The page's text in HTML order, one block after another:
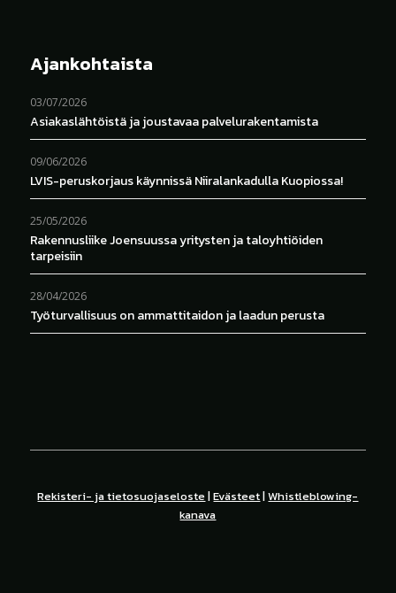
Ajankohtaista
03/07/2026
Asiakaslähtöistä ja joustavaa palvelurakentamista
09/06/2026
LVIS-peruskorjaus käynnissä Niiralankadulla Kuopiossa!
25/05/2026
Rakennusliike Joensuussa yritysten ja taloyhtiöiden
tarpeisiin
28/04/2026
Työturvallisuus on ammattitaidon ja laadun perusta
Rekisteri- ja tietosuojaseloste|Evästeet|Whistleblowing-
kanava